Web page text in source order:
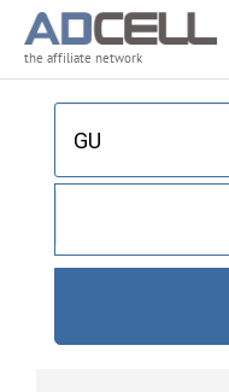
the affiliate network